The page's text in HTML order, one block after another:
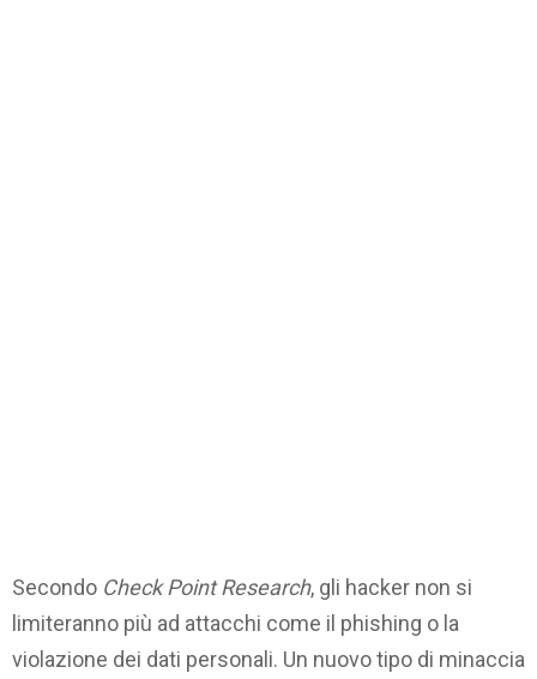
Secondo Check Point Research, gli hacker non si
limiteranno più ad attacchi come il phishing o la
violazione dei dati personali. Un nuovo tipo di minaccia